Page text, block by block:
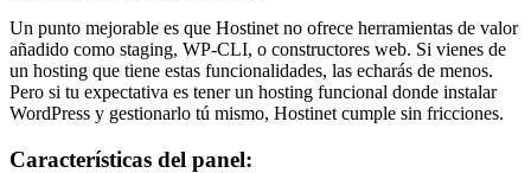
Un punto mejorable es que Hostinet no ofrece herramientas de valor
añadido como staging, WP-CLI, o constructores web. Si vienes de
un hosting que tiene estas funcionalidades, las echarás de menos.
Pero si tu expectativa es tener un hosting funcional donde instalar
WordPress y gestionarlo tú mismo, Hostinet cumple sin fricciones.
Características del panel: